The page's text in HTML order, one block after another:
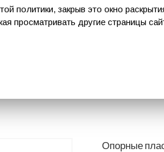
Опорные
политики, закрыв это окно
просматривать другие страницы